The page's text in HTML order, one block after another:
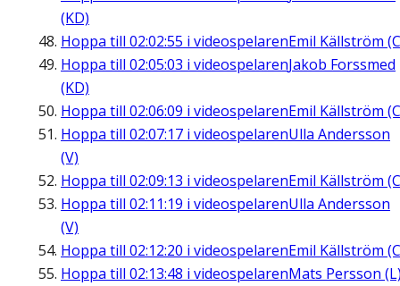
(KD)
Hoppa till 02:02:55 i videospelarenEmil Källström
Hoppa till 02:05:03 i videospelarenJakob Forssmed
(KD)
Hoppa till 02:06:09 i videospelarenEmil Källström
Hoppa till 02:07:17 i videospelarenUlla Andersson
(V)
Hoppa till 02:09:13 i videospelarenEmil Källström
Hoppa till 02:11:19 i videospelarenUlla Andersson
(V)
Hoppa till 02:12:20 i videospelarenEmil Källström
Hoppa till 02:13:48 i videospelarenMats Persson